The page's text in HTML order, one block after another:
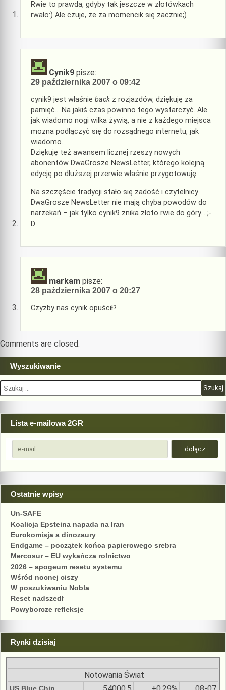
Rwie to prawda, gdyby tak jeszcze w złotówkach
rwało:) Ale czuje, że za momencik się zacznie;)
Cynik9 pisze:
29 października 2007 o 09:42
cynik9 jest właśnie back z rozjazdów, dziękuję za
pamięć… Na jakiś czas powinno tego wystarczyć. Ale
jak wiadomo nogi wilka żywią, a nie z każdego miejsca
można podłączyć się do rozsądnego internetu, jak
wiadomo.
Dziękuję też awansem licznej rzeszy nowych
abonentów DwaGrosze NewsLetter, którego kolejną
edycję po dłuższej przerwie właśnie przygotowuję.
Na szczęście tradycji stało się zadość i czytelnicy
DwaGrosze NewsLetter nie mają chyba powodów do
narzekań – jak tylko cynik9 znika złoto rwie do góry… ;-
D
markam pisze:
28 października 2007 o 20:27
Czyżby nas cynik opuścił?
Comments are closed.
Wyszukiwanie
Szukaj:
Lista e-mailowa 2GR
Ostatnie wpisy
Un-SAFE
Koalicja Epsteina napada na Iran
Eurokomisja a dinozaury
Endgame – początek końca papierowego srebra
Mercosur – EU wykańcza rolnictwo
2026 – apogeum resetu systemu
Wśród nocnej ciszy
W poszukiwaniu Nobla
Reset nadszedł
Powyborcze refleksje
Rynki dzisiaj
Notowania Świat
US Blue Chip